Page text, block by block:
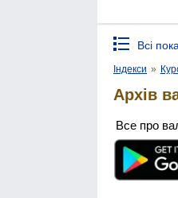
Всі
Індекси »
Архів
Все про